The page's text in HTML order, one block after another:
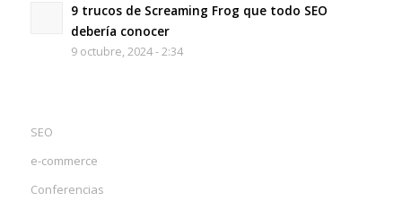
9 trucos de Screaming Frog que todo SEO
debería conocer
9 octubre, 2024 - 2:34
SEO
e-commerce
Conferencias